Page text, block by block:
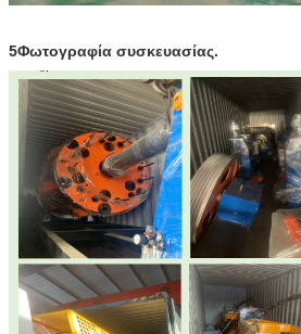
5Φωτογραφία συσκευασίας.